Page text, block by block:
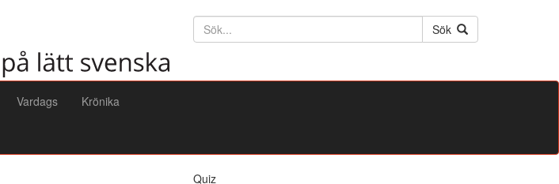
Söktext
Sök
Vardags Krönika
Quiz